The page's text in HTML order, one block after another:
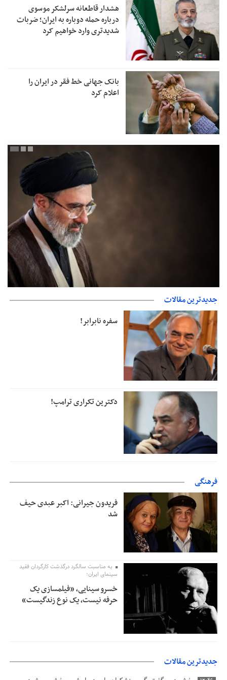
هشدار قاطعانه سرلشکر موسوی
درباره حمله دوباره به ایران؛ ضربات
شدیدتری وارد خواهیم کرد
بانک جهانی خط فقر در ایران را
اعلام کرد
دفتر رهبر انقلاب: مطالب خارج از مراجع رسمی فاقد سندیت است
جدیدترین مقالات
سفره نابرابر!
دکترین تکراری ترامپ!
فرهنگی
فریدون جیرانی: اکبر عبدی حیف
شد
به مناسبت سالگرد درگذشت کارگردان فقید
سینمای ایران؛
خسرو سینایی، «فیلمسازی یک
حرفه نیست، یک نوع زندگیست»
جدیدترین مقالات